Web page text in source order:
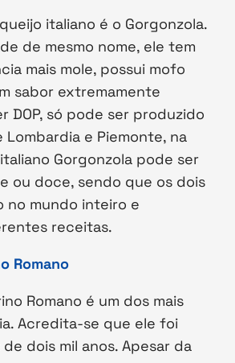
italiano é o Gorgonzola.
de mesmo nome, ele tem
mais mole, possui mofo
sabor extremamente
DOP, só pode ser produzido
Lombardia e Piemonte, na
Gorgonzola pode ser
ou doce, sendo que os dois
no mundo inteiro e
receitas.
Romano
Romano é um dos mais
Acredita-se que ele foi
dois mil anos. Apesar da